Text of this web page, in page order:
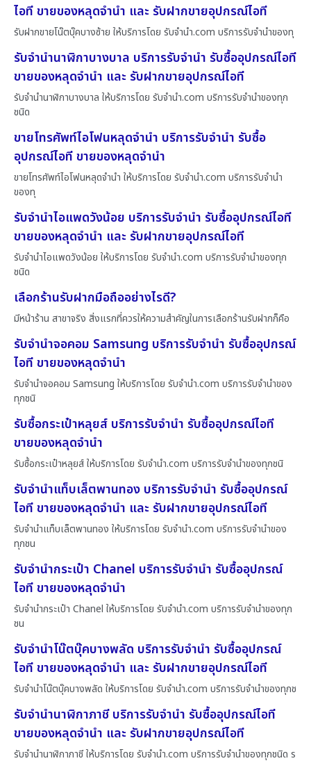
ไอที ขายของหลุดจำนำ และ รับฝากขายอุปกรณ์ไอที
รับฝากขายโน๊ตบุ๊คบางซ้าย ให้บริการโดย รับจํานํา.com บริการรับจำนำของทุ
รับจำนำนาฬิกาบางบาล บริการรับจำนำ รับซื้ออุปกรณ์ไอที
ขายของหลุดจำนำ และ รับฝากขายอุปกรณ์ไอที
รับจำนำนาฬิกาบางบาล ให้บริการโดย รับจํานํา.com บริการรับจำนำของทุก
ชนิด
ขายโทรศัพท์ไอโฟนหลุดจำนำ บริการรับจำนำ รับซื้อ
อุปกรณ์ไอที ขายของหลุดจำนำ
ขายโทรศัพท์ไอโฟนหลุดจำนำ ให้บริการโดย รับจํานํา.com บริการรับจำนำ
ของทุ
รับจำนำไอแพดวังน้อย บริการรับจำนำ รับซื้ออุปกรณ์ไอที
ขายของหลุดจำนำ และ รับฝากขายอุปกรณ์ไอที
รับจำนำไอแพดวังน้อย ให้บริการโดย รับจํานํา.com บริการรับจำนำของทุก
ชนิด
เลือกร้านรับฝากมือถืออย่างไรดี?
มีหน้าร้าน สาขาจริง สิ่งแรกที่ควรให้ความสำคัญในการเลือกร้านรับฝากก็คือ
รับจำนำจอคอม Samsung บริการรับจำนำ รับซื้ออุปกรณ์
ไอที ขายของหลุดจำนำ
รับจำนำจอคอม Samsung ให้บริการโดย รับจํานํา.com บริการรับจำนำของ
ทุกชนิ
รับซื้อกระเป๋าหลุยส์ บริการรับจำนำ รับซื้ออุปกรณ์ไอที
ขายของหลุดจำนำ
รับซื้อกระเป๋าหลุยส์ ให้บริการโดย รับจํานํา.com บริการรับจำนำของทุกชนิ
รับจำนำแท็บเล็ตพานทอง บริการรับจำนำ รับซื้ออุปกรณ์
ไอที ขายของหลุดจำนำ และ รับฝากขายอุปกรณ์ไอที
รับจำนำแท็บเล็ตพานทอง ให้บริการโดย รับจํานํา.com บริการรับจำนำของ
ทุกชน
รับจำนำกระเป๋า Chanel บริการรับจำนำ รับซื้ออุปกรณ์
ไอที ขายของหลุดจำนำ
รับจำนำกระเป๋า Chanel ให้บริการโดย รับจํานํา.com บริการรับจำนำของทุก
ชน
รับจำนำโน๊ตบุ๊คบางพลัด บริการรับจำนำ รับซื้ออุปกรณ์
ไอที ขายของหลุดจำนำ และ รับฝากขายอุปกรณ์ไอที
รับจำนำโน๊ตบุ๊คบางพลัด ให้บริการโดย รับจํานํา.com บริการรับจำนำของทุกช
รับจำนำนาฬิกาภาชี บริการรับจำนำ รับซื้ออุปกรณ์ไอที
ขายของหลุดจำนำ และ รับฝากขายอุปกรณ์ไอที
รับจำนำนาฬิกาภาชี ให้บริการโดย รับจํานํา.com บริการรับจำนำของทุกชนิด ร